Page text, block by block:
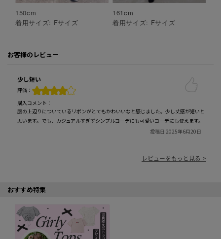
150cm
着用サイズ: Fサイズ
161cm
着用サイズ: Fサイズ
お客様のレビュー
少し短い
投稿日 2025年6月20日
評価：
購入コメント：
腰の上辺りについているリボンがとてもかわいいなと感じました。少し丈感が短いと
思います。でも、カジュアルすぎずシンプルコーデにも可愛いコーデにも使えます。
レビューをもっと見る >
おすすめ特集